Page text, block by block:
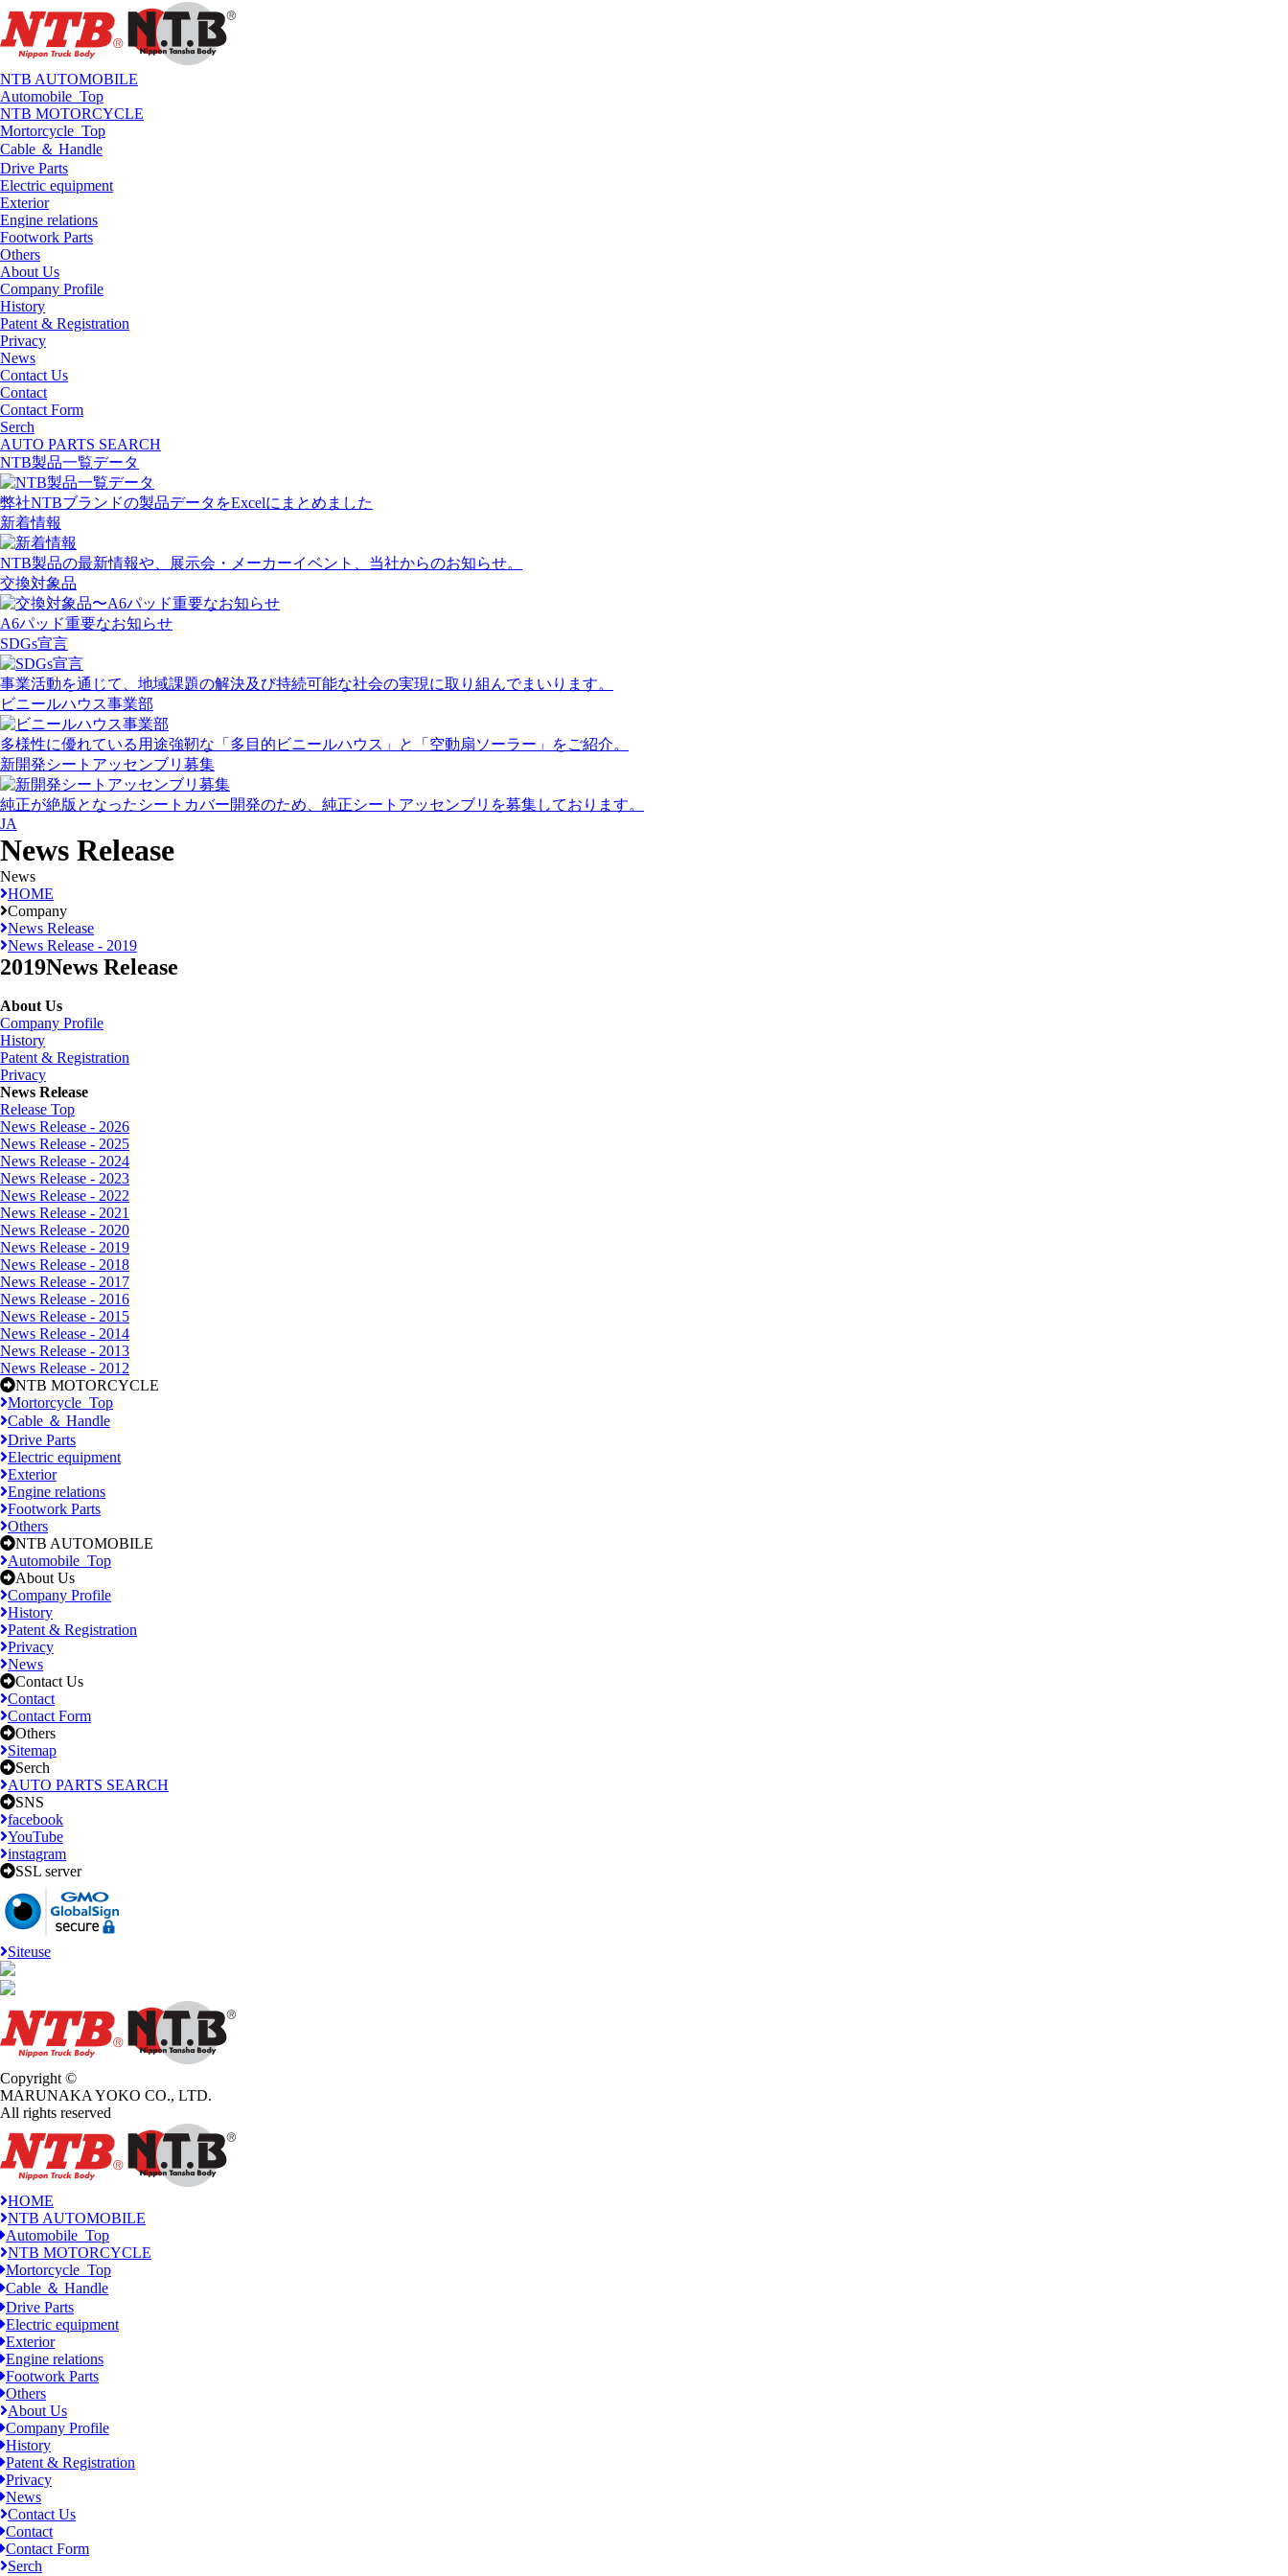
NTB AUTOMOBILE
Automobile_Top
NTB MOTORCYCLE
Mortorcycle_Top
Cable ＆ Handle
Drive Parts
Electric equipment
Exterior
Engine relations
Footwork Parts
Others
About Us
Company Profile
History
Patent & Registration
Privacy
News
Contact Us
Contact
Contact Form
Serch
AUTO PARTS SEARCH
NTB製品一覧データ
弊社NTBブランドの製品データをExcelにまとめました
新着情報
NTB製品の最新情報や、展示会・メーカーイベント、当社からのお知らせ。
交換対象品
A6パッド重要なお知らせ
SDGs宣言
事業活動を通じて、地域課題の解決及び持続可能な社会の実現に取り組んでまいります。
ビニールハウス事業部
多様性に優れている用途強靭な「多目的ビニールハウス」と「空動扇ソーラー」をご紹介。
新開発シートアッセンブリ募集
純正が絶版となったシートカバー開発のため、純正シートアッセンブリを募集しております。
JA
News Release
News
HOME
Company
News Release
News Release - 2019
2019News Release
About Us
Company Profile
History
Patent & Registration
Privacy
News Release
Release Top
News Release - 2026
News Release - 2025
News Release - 2024
News Release - 2023
News Release - 2022
News Release - 2021
News Release - 2020
News Release - 2019
News Release - 2018
News Release - 2017
News Release - 2016
News Release - 2015
News Release - 2014
News Release - 2013
News Release - 2012
NTB MOTORCYCLE
Mortorcycle_Top
Cable ＆ Handle
Drive Parts
Electric equipment
Exterior
Engine relations
Footwork Parts
Others
NTB AUTOMOBILE
Automobile_Top
About Us
Company Profile
History
Patent & Registration
Privacy
News
Contact Us
Contact
Contact Form
Others
Sitemap
Serch
AUTO PARTS SEARCH
SNS
facebook
YouTube
instagram
SSL server
Siteuse
Copyright ©
MARUNAKA YOKO CO., LTD.
All rights reserved
HOME
NTB AUTOMOBILE
Automobile_Top
NTB MOTORCYCLE
Mortorcycle_Top
Cable ＆ Handle
Drive Parts
Electric equipment
Exterior
Engine relations
Footwork Parts
Others
About Us
Company Profile
History
Patent & Registration
Privacy
News
Contact Us
Contact
Contact Form
Serch